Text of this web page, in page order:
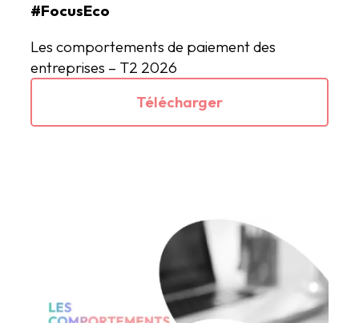
#FocusEco
Les comportements de paiement des
entreprises – T2 2026
Télécharger